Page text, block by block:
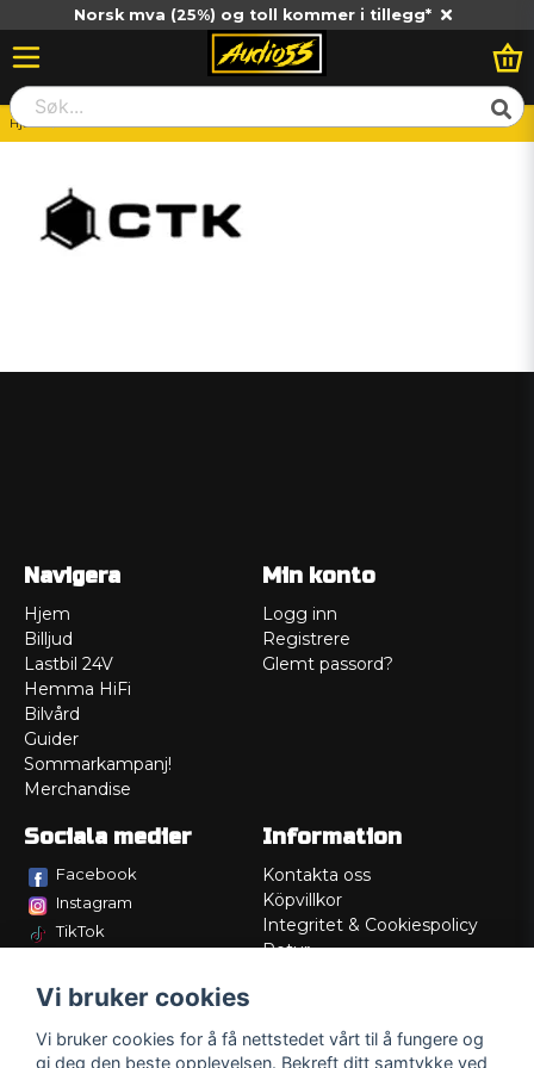
Norsk mva (25%) og toll kommer i tillegg*
Hjem CTK
Navigera
Hjem
Billjud
Lastbil 24V
Hemma HiFi
Bilvård
Guider
Sommarkampanj!
Merchandise
Min konto
Logg inn
Registrere
Glemt passord?
Sociala medier
Facebook
Instagram
TikTok
Information
Kontakta oss
Köpvillkor
Integritet & Cookiespolicy
Retur
Lådritning
Om oss
Vi bruker cookies
Vi bruker cookies for å få nettstedet vårt til å fungere og
gi deg den beste opplevelsen. Bekreft ditt samtykke ved